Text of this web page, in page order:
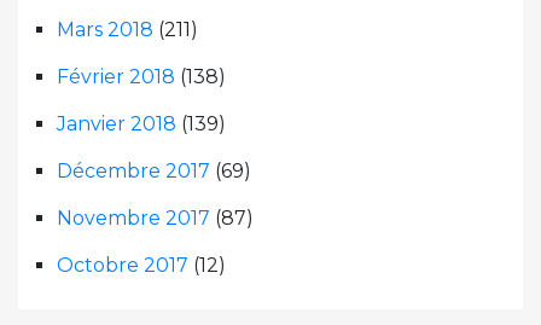
Mars 2018 (211)
Février 2018 (138)
Janvier 2018 (139)
Décembre 2017 (69)
Novembre 2017 (87)
Octobre 2017 (12)